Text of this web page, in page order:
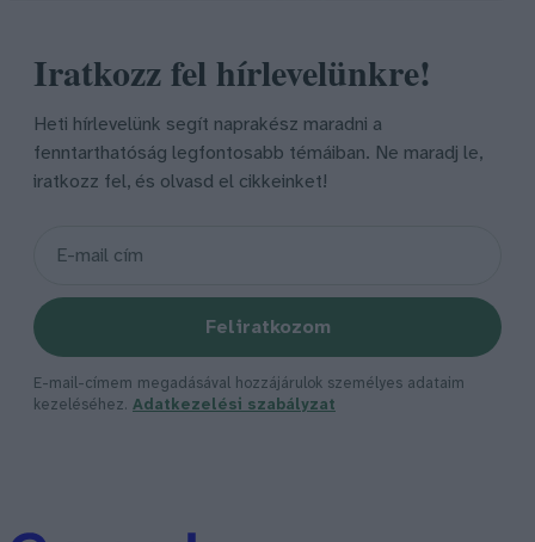
Iratkozz fel hírlevelünkre!
Heti hírlevelünk segít naprakész maradni a
fenntarthatóság legfontosabb témáiban. Ne maradj le,
iratkozz fel, és olvasd el cikkeinket!
Feliratkozom
E-mail-címem megadásával hozzájárulok személyes adataim
kezeléséhez. Adatkezelési szabályzat